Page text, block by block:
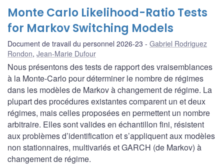
Monte Carlo Likelihood-Ratio Tests
for Markov Switching Models
Document de travail du personnel 2026-23
Gabriel Rodriguez
Rondon, Jean-Marie Dufour
Nous présentons des tests de rapport des vraisemblances
à la Monte-Carlo pour déterminer le nombre de régimes
dans les modèles de Markov à changement de régime. La
plupart des procédures existantes comparent un et deux
régimes, mais celles proposées en permettent un nombre
arbitraire. Elles sont valides en échantillon fini, résistent
aux problèmes d’identification et s’appliquent aux modèles
non stationnaires, multivariés et GARCH (de Markov) à
changement de régime.